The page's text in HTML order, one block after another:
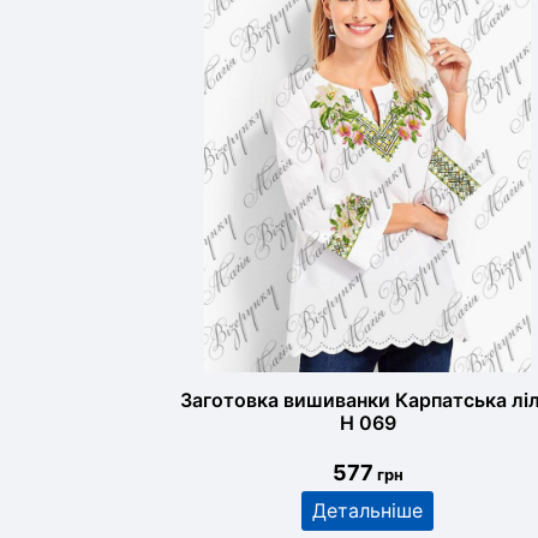
Заготовка вишиванки Карпатська
Н 069
577 грн
Детальніше